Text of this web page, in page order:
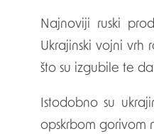
Najnoviji ruski
Ukrajinski vojni
što su izgubile te
Istodobno su
opskrbom gorivom